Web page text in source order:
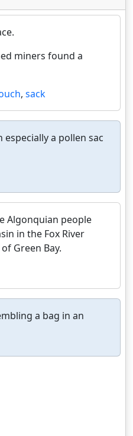
miners found a
, sack
especially a pollen sac
Algonquian people
in the Fox River
Green Bay.
a bag in an